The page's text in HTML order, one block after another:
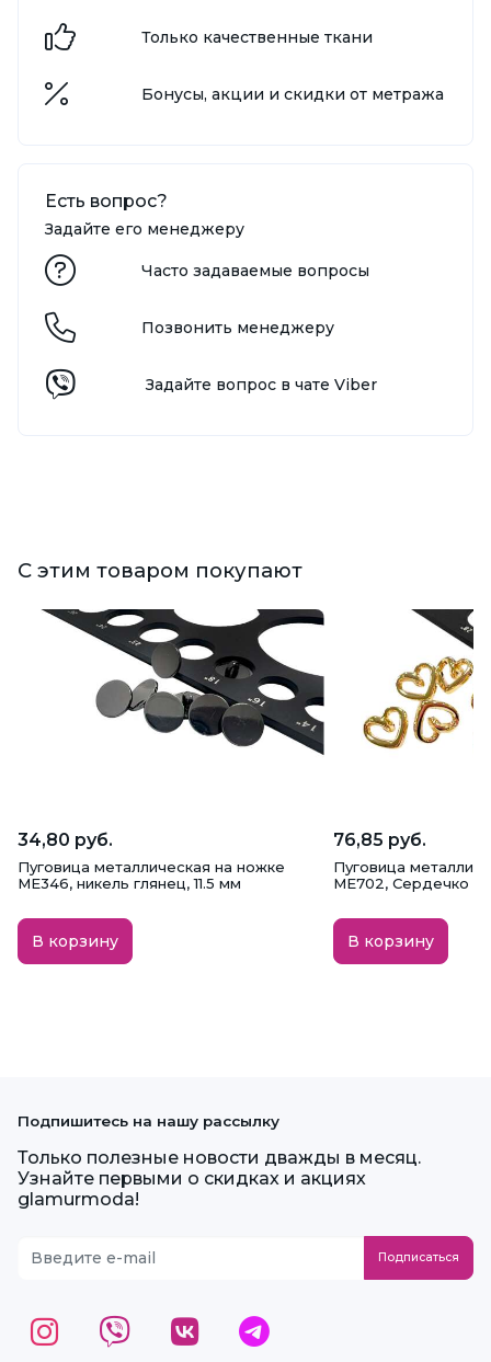
Только качественные ткани
Бонусы, акции и скидки от метража
Есть вопрос?
Задайте его менеджеру
Часто задаваемые вопросы
Позвонить менеджеру
Задайте вопрос в чате Viber
С этим товаром покупают
34,80 руб.
Пуговица металлическая на ножке
ME346, никель глянец, 11.5 мм
В корзину
76,85 руб.
Пуговица
ME702, Сердечко
В корзину
Подпишитесь на нашу рассылку
Только полезные новости дважды в месяц.
Узнайте первыми о скидках и акциях
glamurmoda!